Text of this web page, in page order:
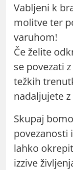
Vabljeni k
molitve ter
varuhom!
Če želite
se povezati
težkih
nadaljujete
Skupaj
povezanosti
lahko
izzive